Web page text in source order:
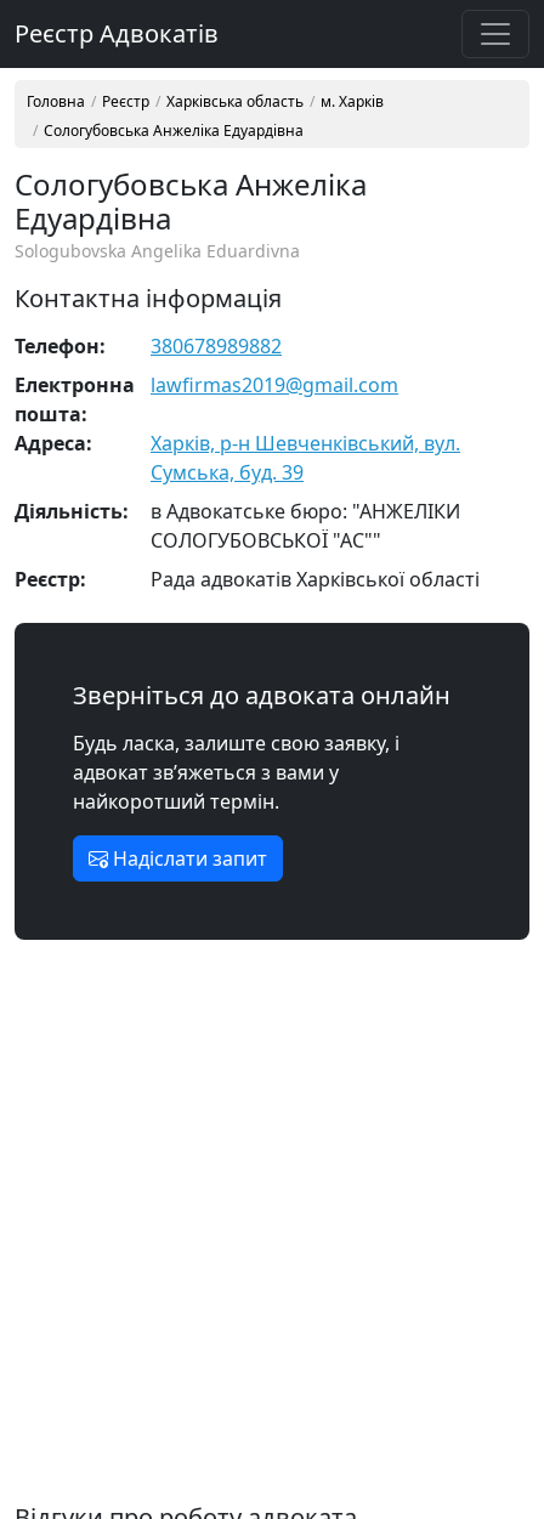
Реєстр Адвокатів
Головна Реєстр Харківська область
м. Харків
Сологубовська Анжеліка Едуардівна
Сологубовська Анжеліка
Едуардівна
Sologubovska Angelika Eduardivna
Контактна інформація
Телефон:
380678989882
Електронна
пошта:
lawfirmas2019@gmail.com
Адреса:
Харків, р-н Шевченківський, вул.
Сумська, буд. 39
Діяльність:
в Адвокатське бюро: "АНЖЕЛІКИ
СОЛОГУБОВСЬКОЇ "АС""
Реєстр:
Рада адвокатів Харківської області
Зверніться до адвоката онлайн
Будь ласка, залиште свою заявку, і
адвокат зв’яжеться з вами у
найкоротший термін.
Надіслати запит